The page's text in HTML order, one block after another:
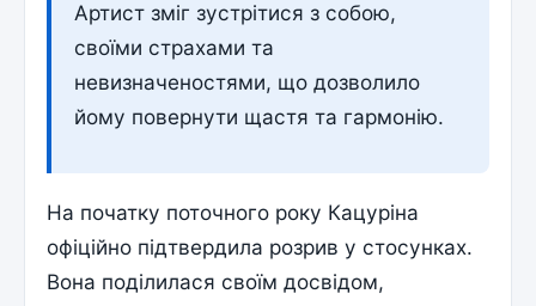
Артист зміг зустрітися з собою,
своїми страхами та
невизначеностями, що дозволило
йому повернути щастя та гармонію.
На початку поточного року Кацуріна
офіційно підтвердила розрив у стосунках.
Вона поділилася своїм досвідом,